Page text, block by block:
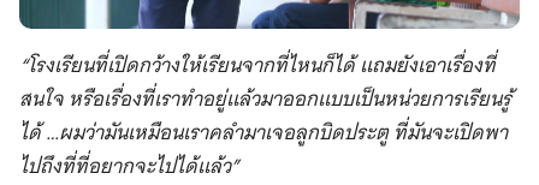
“โรงเรียนที่เปิดกว้างให้เรียนจากที่ไหนก็ได้ แถมยังเอาเรื่องที่
สนใจ หรือเรื่องที่เราทำอยู่แล้วมาออกแบบเป็นหน่วยการเรียนรู้
ได้ …ผมว่ามันเหมือนเราคลำมาเจอลูกบิดประตู ที่มันจะเปิดพา
ไปถึงที่ที่อยากจะไปได้แล้ว”